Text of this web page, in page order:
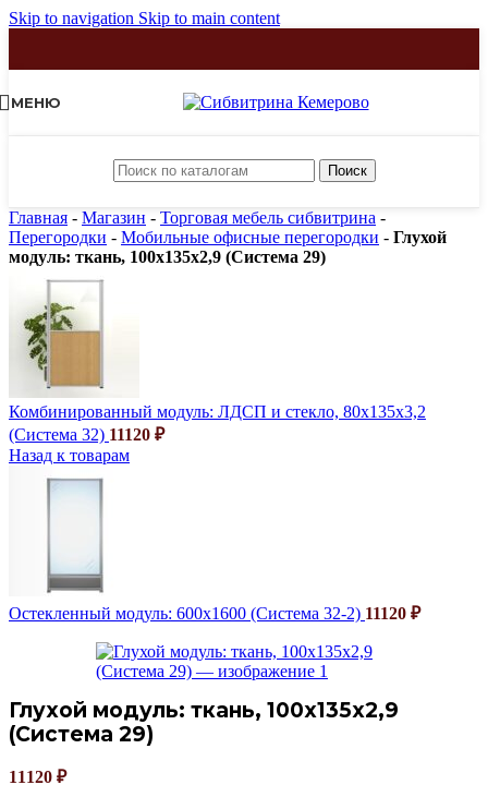
Skip to navigation Skip to main content
МЕНЮ
Поиск
Главная - Магазин - Торговая мебель сибвитрина -
Перегородки - Мобильные офисные перегородки - Глухой
модуль: ткань, 100х135х2,9 (Система 29)
Комбинированный модуль: ЛДСП и стекло, 80х135х3,2
(Система 32) 11120 ₽
Назад к товарам
Остекленный модуль: 600х1600 (Система 32-2) 11120 ₽
Глухой модуль: ткань, 100х135х2,9
(Система 29)
11120 ₽